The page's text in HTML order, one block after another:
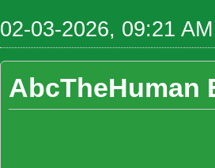
02-03-2026, 09:21 AM
AbcTheHuman